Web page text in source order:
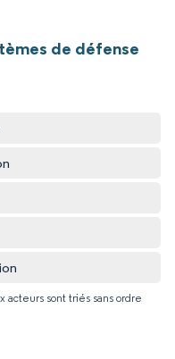
de défense
acteurs sont triés sans ordre